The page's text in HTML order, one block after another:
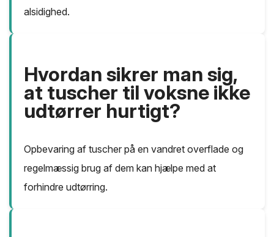
alsidighed.
Hvordan sikrer man sig,
at tuscher til voksne ikke
udtørrer hurtigt?
Opbevaring af tuscher på en vandret overflade og
regelmæssig brug af dem kan hjælpe med at
forhindre udtørring.